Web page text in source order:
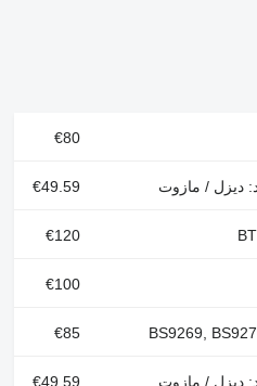
€80
€49.59
€120
€100
€85
€49.59